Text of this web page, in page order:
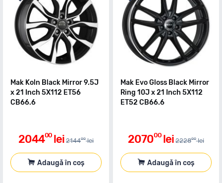
Mak Koln Black Mirror 9.5J
x 21 Inch 5X112 ET56
CB66.6
204400 lei 214400 lei
Adaugă în coș
Mak Evo Gloss Black Mirror
Ring 10J x 21 Inch 5X112
ET52 CB66.6
207000 lei 222800 lei
Adaugă în coș